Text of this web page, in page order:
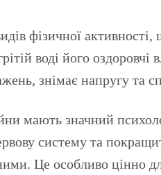
фізичної
воді його
знімає напругу та
мають значний
систему та
Це особливо цінно